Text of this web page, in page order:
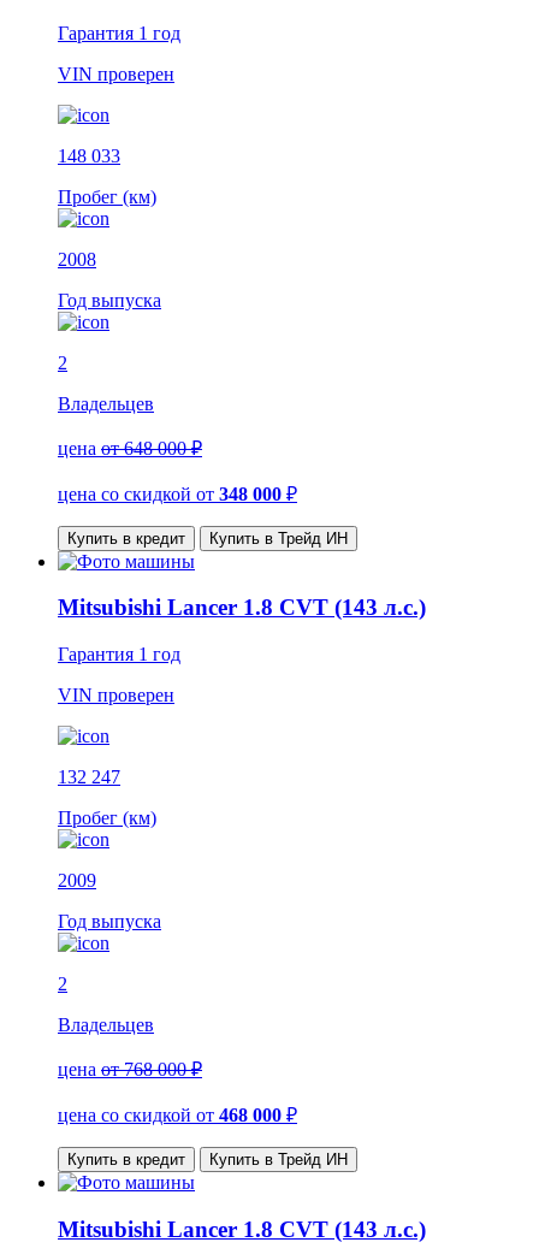
Гарантия 1 год
VIN проверен
148 033
Пробег (км)
2008
Год выпуска
2
Владельцев
цена от 648 000 ₽
цена со скидкой от 348 000 ₽
Купить в кредит Купить в Трейд ИН
Mitsubishi Lancer 1.8 CVT (143 л.с.)
Гарантия 1 год
VIN проверен
132 247
Пробег (км)
2009
Год выпуска
2
Владельцев
цена от 768 000 ₽
цена со скидкой от 468 000 ₽
Купить в кредит Купить в Трейд ИН
Mitsubishi Lancer 1.8 CVT (143 л.с.)